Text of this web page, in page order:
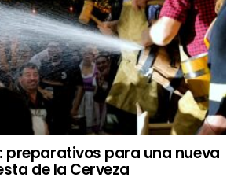
preparativos para una nueva
de la Cerveza